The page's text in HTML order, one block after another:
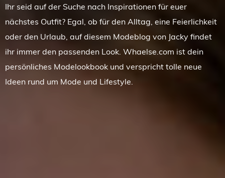
Ihr seid auf der Suche nach Inspirationen für euer
nächstes Outfit? Egal, ob für den Alltag, eine Feierlichkeit
oder den Urlaub, auf diesem Modeblog von Jacky findet
ihr immer den passenden Look. Whaelse.com ist dein
persönliches Modelookbook und verspricht tolle neue
Ideen rund um Mode und Lifestyle.